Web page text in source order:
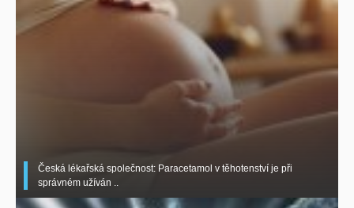
Česká lékařská společnost: Paracetamol v těhotenství je při
správném užíván ..